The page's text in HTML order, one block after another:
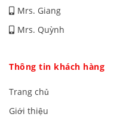
Mrs. Giang
Mrs. Quỳnh
Thông tin khách hàng
Trang chủ
Giới thiệu